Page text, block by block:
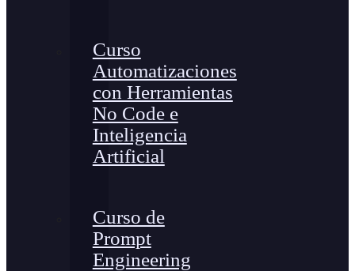
Curso
Automatizaciones
con Herramientas
No Code e
Inteligencia
Artificial
Curso de
Prompt
Engineering